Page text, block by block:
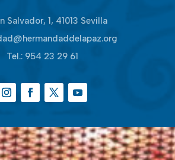
Salvador, 1, 41013 Sevilla
Tel.: 954 23 29 61